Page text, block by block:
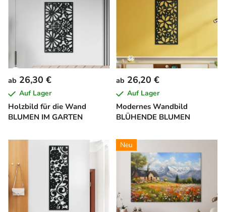
Holzbild für die Wand
BLUMEN IM GARTEN
ab 26,30 €
Auf Lager
Modernes Wandbild
BLÜHENDE BLUMEN
ab 26,20 €
Auf Lager
Neu